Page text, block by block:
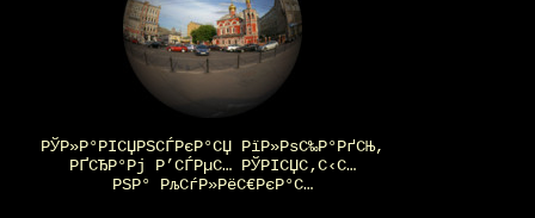
РЎР»Р°РІСЏРЅСЃРєР°СЏ РїР»РѕС‰Р°РґСЊ,
РҐСЂР°Рј Р’СЃРµС… РЎРІСЏС‚С‹С…
РЅР° РљСѓР»РёС€РєР°С…